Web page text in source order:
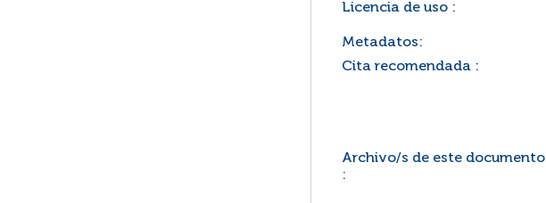
Licencia de uso :
Metadatos:
Cita recomendada :
Archivo/s de este documento
: